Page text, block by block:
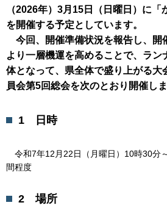
（2026年）3月15日（日曜日）に「
を開催する予定としています。
今回、開催準備状況を報告し、開
より一層機運を高めることで、ラン
体となって、県全体で盛り上がる大
員会第5回総会を次のとおり開催しま
1 日時
令和7年12月22日（月曜日）10時30
間程度
2 場所